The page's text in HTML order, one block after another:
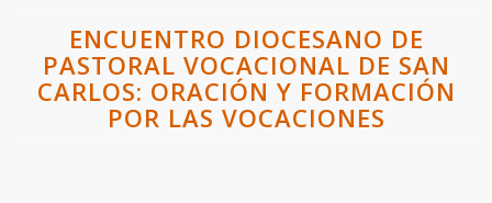
ENCUENTRO DIOCESANO DE
PASTORAL VOCACIONAL DE SAN
CARLOS: ORACIÓN Y FORMACIÓN
POR LAS VOCACIONES